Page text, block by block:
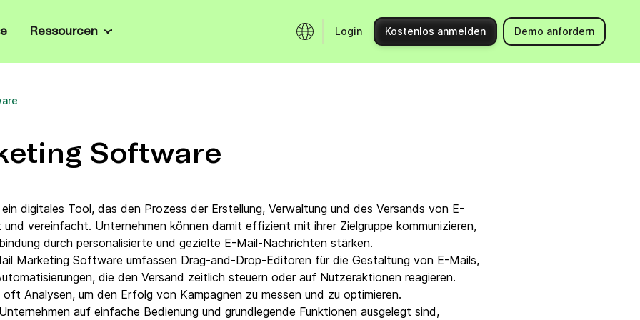
WhatsApp
Web & Mobile Push
Chatbot
Wallet
ganz einfach.
Sicherheit.
Lösungen mit den
API, den SDKs und
Brevo.
Ressourcen
Newsletter-Vorlagen
Mailchimp-Alternativen
Gratis Marketing-Tools
Events
Partnerprogramm
Jetzt Expert:in beauftragen
Login Kostenlos anmelden Demo anfordern
Software
digitales Tool, das den Prozess der Erstellung, Verwaltung und des Versands von E-
vereinfacht. Unternehmen können damit effizient mit ihrer Zielgruppe kommunizieren,
durch personalisierte und gezielte E-Mail-Nachrichten stärken.
Marketing Software umfassen Drag-and-Drop-Editoren für die Gestaltung von E-Mails,
die den Versand zeitlich steuern oder auf Nutzeraktionen reagieren.
Analysen, um den Erfolg von Kampagnen zu messen und zu optimieren.
auf einfache Bedienung und grundlegende Funktionen ausgelegt sind,